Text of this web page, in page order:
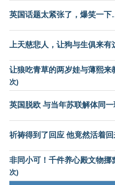
英国话题太紧张了，爆笑一
上天慈悲人，让狗与生俱来有
让狼吃青草的两岁娃与薄熙来
次)
英国脱欧 与当年苏联解体同一
祈祷得到了回应 他竟然活着回
非同小可！千件养心殿文物挪
次)